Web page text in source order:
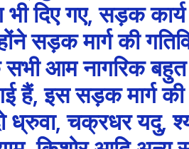
भी दिए गए, सड़क
सड़क मार्ग की
सभी आम नागरिक
हैं, इस सड़क मार्ग
ध्रुवा, चक्रधर यदु,